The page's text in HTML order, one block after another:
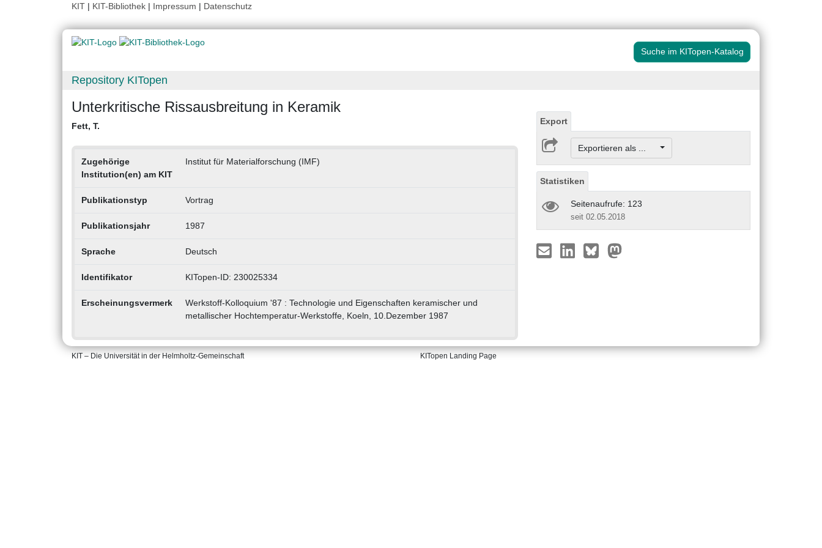
KIT | KIT-Bibliothek | Impressum | Datenschutz
Suche im KITopen-Katalog
Repository KITopen
Unterkritische Rissausbreitung in Keramik
Fett, T.
Zugehörige
Institution(en) am KIT
Institut für Materialforschung (IMF)
Publikationstyp Vortrag
Publikationsjahr 1987
Sprache Deutsch
Identifikator KITopen-ID: 230025334
Erscheinungsvermerk
Werkstoff-Kolloquium '87 : Technologie und Eigenschaften keramischer und
metallischer Hochtemperatur-Werkstoffe, Koeln, 10.Dezember 1987
Export
Exportieren als ...
Statistiken
Seitenaufrufe: 123
seit 02.05.2018
KIT – Die Universität in der Helmholtz-Gemeinschaft KITopen Landing Page